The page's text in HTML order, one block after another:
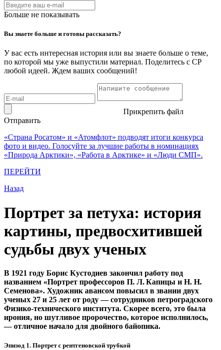
Больше не показывать
Вы знаете больше и готовы рассказать?
У вас есть интересная история или вы знаете больше о теме,
по которой мы уже выпустили материал. Поделитесь с СР
любой идеей. Ждем ваших сообщений!
Прикрепить файл
Отправить
«Страна Росатом» и «Атомфлот» подводят итоги конкурса
фото и видео. Голосуйте за лучшие работы в номинациях
«Природа Арктики», «Работа в Арктике» и «Люди СМП».
ПЕРЕЙТИ
Назад
Портрет за петуха: история
картины, предвосхитившей
судьбы двух ученых
В 1921 году Борис Кустодиев закончил работу под
названием «Портрет профессоров П. Л. Капицы и Н. Н.
Семенова». Художник авансом повысил в звании двух
ученых 27 и 25 лет от роду — ​сотрудников петроградского
Физико­-технического института. Скорее всего, это была
ирония, но шутливое пророчество, которое исполнилось,
— ​отличное начало для двойного байопика.
Эпизод 1. Портрет с рентгеновской трубкой